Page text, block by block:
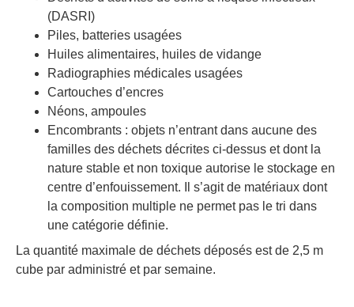
(DASRI)
Piles, batteries usagées
Huiles alimentaires, huiles de vidange
Radiographies médicales usagées
Cartouches d’encres
Néons, ampoules
Encombrants : objets n’entrant dans aucune des
familles des déchets décrites ci-dessus et dont la
nature stable et non toxique autorise le stockage en
centre d’enfouissement. Il s’agit de matériaux dont
la composition multiple ne permet pas le tri dans
une catégorie définie.
La quantité maximale de déchets déposés est de 2,5 m
cube par administré et par semaine.